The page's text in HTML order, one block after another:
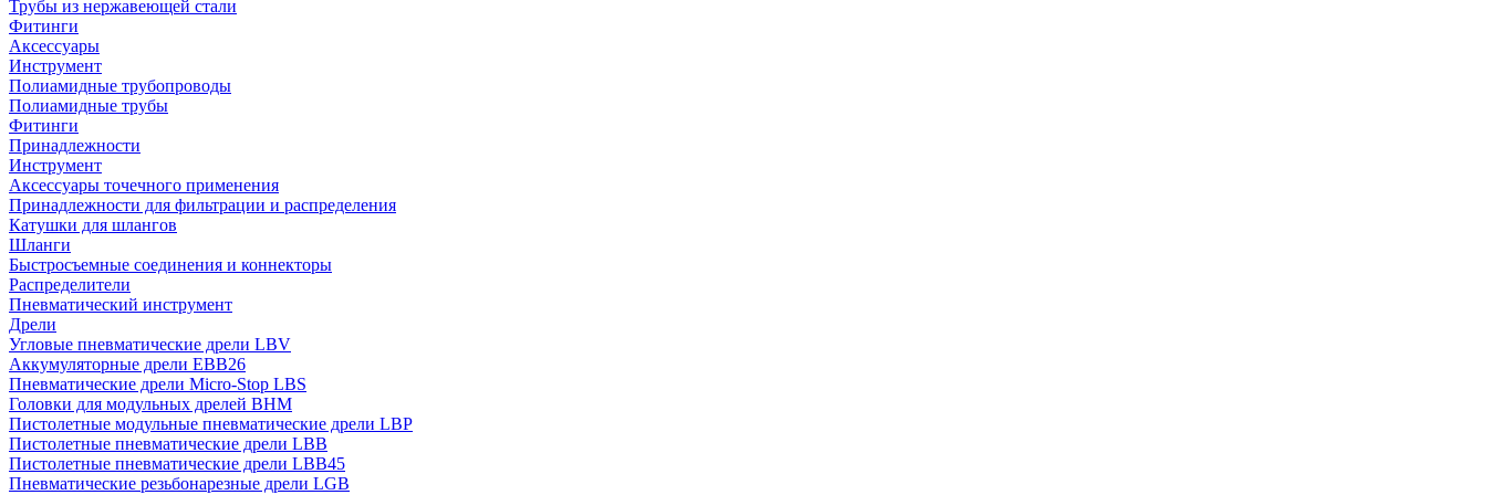
Трубы из нержавеющей стали
Фитинги
Аксессуары
Инструмент
Полиамидные трубопроводы
Полиамидные трубы
Фитинги
Принадлежности
Инструмент
Аксессуары точечного применения
Принадлежности для фильтрации и распределения
Катушки для шлангов
Шланги
Быстросъемные соединения и коннекторы
Распределители
Пневматический инструмент
Дрели
Угловые пневматические дрели LBV
Аккумуляторные дрели EBB26
Пневматические дрели Micro-Stop LBS
Головки для модульных дрелей BHM
Пистолетные модульные пневматические дрели LBP
Пистолетные пневматические дрели LBB
Пистолетные пневматические дрели LBB45
Пневматические резьбонарезные дрели LGB